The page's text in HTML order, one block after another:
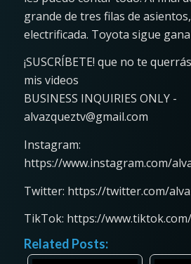
grande de tres filas de
electrificada. Toyota sigue
¡SUSCRÍBETE! que no te
mis videos
BUSINESS INQUIRIES ONLY -
alvazqueztv@gmail.com
Instagram:
https://www.instagram.com/
Twitter: https://twitter.com/
TikTok: https://
Related Posts: